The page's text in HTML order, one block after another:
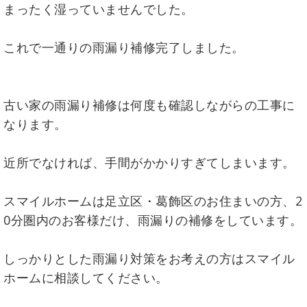
まったく湿っていませんでした。
これで一通りの雨漏り補修完了しました。
古い家の雨漏り補修は何度も確認しながらの工事に
なります。
近所でなければ、手間がかかりすぎてしまいます。
スマイルホームは足立区・葛飾区のお住まいの方、2
0分圏内のお客様だけ、雨漏りの補修をしています。
しっかりとした雨漏り対策をお考えの方はスマイル
ホームに相談してください。